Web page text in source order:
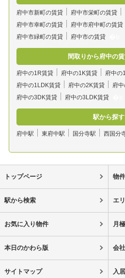
府中市新町の賃貸 府中市栄町の賃貸
府中市幸町の賃貸
府中市府中町の賃貸
府中市緑町の賃貸
府中市の賃貸
間取りから府中の
府中の1R賃貸 府中の1K賃貸
府中の
府中の1LDK賃貸
府中の2K賃貸
府
府中の3DK賃貸
府中の3LDK賃貸
駅から探す
府中駅 東府中駅 国分寺駅 西国分
トップページ 物
駅から検索 エ
お気に入り物件 月
本日のかわら版 会
サイトマップ 入